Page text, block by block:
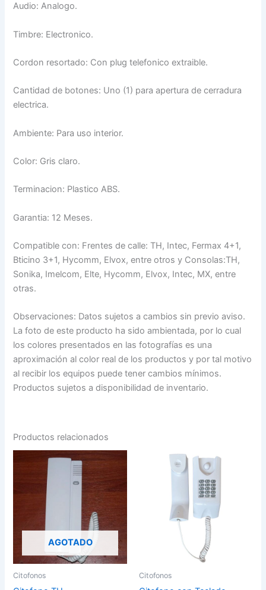
Audio: Analogo.
Timbre: Electronico.
Cordon resortado: Con plug telefonico extraible.
Cantidad de botones: Uno (1) para apertura de cerradura
electrica.
Ambiente: Para uso interior.
Color: Gris claro.
Terminacion: Plastico ABS.
Garantia: 12 Meses.
Compatible con: Frentes de calle: TH, Intec, Fermax 4+1,
Bticino 3+1, Hycomm, Elvox, entre otros y Consolas:TH,
Sonika, Imelcom, Elte, Hycomm, Elvox, Intec, MX, entre
otras.
Observaciones: Datos sujetos a cambios sin previo aviso.
La foto de este producto ha sido ambientada, por lo cual
los colores presentados en las fotografías es una
aproximación al color real de los productos y por tal motivo
al recibir los equipos puede tener cambios mínimos.
Productos sujetos a disponibilidad de inventario.
Productos relacionados
AGOTADO
Citofonos Citofonos